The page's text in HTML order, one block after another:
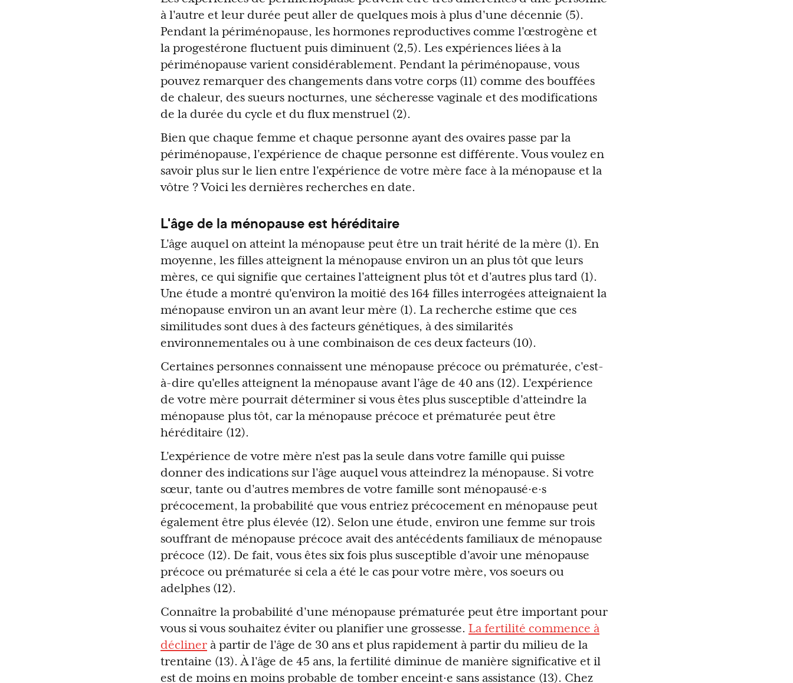
à l'autre et leur durée peut aller de quelques mois à plus d'une décennie (5).
Pendant la périménopause, les hormones reproductives comme l'œstrogène et
la progestérone fluctuent puis diminuent (2,5). Les expériences liées à la
périménopause varient considérablement. Pendant la périménopause, vous
pouvez remarquer des changements dans votre corps (11) comme des bouffées
de chaleur, des sueurs nocturnes, une sécheresse vaginale et des modifications
de la durée du cycle et du flux menstruel (2).
Bien que chaque femme et chaque personne ayant des ovaires passe par la
périménopause, l'expérience de chaque personne est différente. Vous voulez en
savoir plus sur le lien entre l'expérience de votre mère face à la ménopause et la
vôtre ? Voici les dernières recherches en date.
L'âge de la ménopause est héréditaire
L'âge auquel on atteint la ménopause peut être un trait hérité de la mère (1). En
moyenne, les filles atteignent la ménopause environ un an plus tôt que leurs
mères, ce qui signifie que certaines l'atteignent plus tôt et d'autres plus tard (1).
Une étude a montré qu'environ la moitié des 164 filles interrogées atteignaient la
ménopause environ un an avant leur mère (1). La recherche estime que ces
similitudes sont dues à des facteurs génétiques, à des similarités
environnementales ou à une combinaison de ces deux facteurs (10).
Certaines personnes connaissent une ménopause précoce ou prématurée, c'est-
à-dire qu'elles atteignent la ménopause avant l'âge de 40 ans (12). L'expérience
de votre mère pourrait déterminer si vous êtes plus susceptible d'atteindre la
ménopause plus tôt, car la ménopause précoce et prématurée peut être
héréditaire (12).
L'expérience de votre mère n'est pas la seule dans votre famille qui puisse
donner des indications sur l'âge auquel vous atteindrez la ménopause. Si votre
sœur, tante ou d'autres membres de votre famille sont ménopausé·e·s
précocement, la probabilité que vous entriez précocement en ménopause peut
également être plus élevée (12). Selon une étude, environ une femme sur trois
souffrant de ménopause précoce avait des antécédents familiaux de ménopause
précoce (12). De fait, vous êtes six fois plus susceptible d'avoir une ménopause
précoce ou prématurée si cela a été le cas pour votre mère, vos soeurs ou
adelphes (12).
Connaître la probabilité d'une ménopause prématurée peut être important pour
vous si vous souhaitez éviter ou planifier une grossesse. La fertilité commence à
décliner à partir de l'âge de 30 ans et plus rapidement à partir du milieu de la
trentaine (13). À l'âge de 45 ans, la fertilité diminue de manière significative et il
est de moins en moins probable de tomber enceint·e sans assistance (13). Chez